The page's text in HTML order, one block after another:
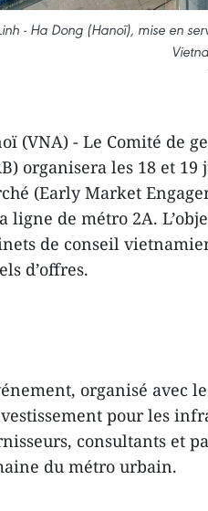
- Ha Dong (Hanoï), mise en
(VNA) - Le Comité de
organisera les 18 et
(Early Market
ligne de métro 2A.
de conseil
d’offres.
organisé avec
pour les
consultants et
du métro urbain.